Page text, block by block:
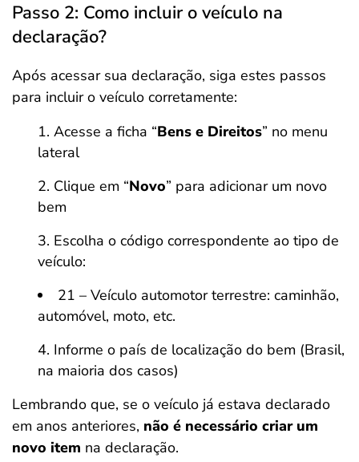
Passo 2: Como incluir o veículo na
declaração?
Após acessar sua declaração, siga estes passos
para incluir o veículo corretamente:
Acesse a ficha “Bens e Direitos” no menu
lateral
Clique em “Novo” para adicionar um novo
bem
Escolha o código correspondente ao tipo de
veículo:
21 – Veículo automotor terrestre: caminhão,
automóvel, moto, etc.
Informe o país de localização do bem (Brasil,
na maioria dos casos)
Lembrando que, se o veículo já estava declarado
em anos anteriores, não é necessário criar um
novo item na declaração.